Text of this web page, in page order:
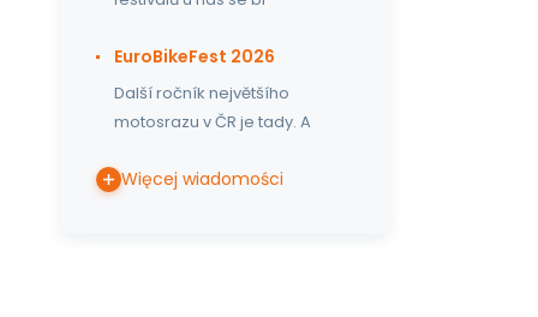
EuroBikeFest 2026
Další ročník největšího
motosrazu v ČR je tady. A
Więcej wiadomości